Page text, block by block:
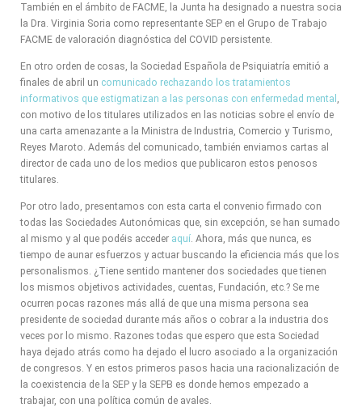
También en el ámbito de FACME, la Junta ha designado a nuestra socia
la Dra. Virginia Soria como representante SEP en el Grupo de Trabajo
FACME de valoración diagnóstica del COVID persistente.
En otro orden de cosas, la Sociedad Española de Psiquiatría emitió a
finales de abril un comunicado rechazando los tratamientos
informativos que estigmatizan a las personas con enfermedad mental ,
con motivo de los titulares utilizados en las noticias sobre el envío de
una carta amenazante a la Ministra de Industria, Comercio y Turismo,
Reyes Maroto. Además del comunicado, también enviamos cartas al
director de cada uno de los medios que publicaron estos penosos
titulares.
Por otro lado, presentamos con esta carta el convenio firmado con
todas las Sociedades Autonómicas que, sin excepción, se han sumado
al mismo y al que podéis acceder aquí. Ahora, más que nunca, es
tiempo de aunar esfuerzos y actuar buscando la eficiencia más que los
personalismos. ¿Tiene sentido mantener dos sociedades que tienen
los mismos objetivos actividades, cuentas, Fundación, etc.? Se me
ocurren pocas razones más allá de que una misma persona sea
presidente de sociedad durante más años o cobrar a la industria dos
veces por lo mismo. Razones todas que espero que esta Sociedad
haya dejado atrás como ha dejado el lucro asociado a la organización
de congresos. Y en estos primeros pasos hacia una racionalización de
la coexistencia de la SEP y la SEPB es donde hemos empezado a
trabajar, con una política común de avales.